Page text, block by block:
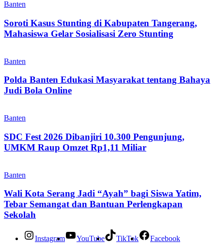
Banten
Soroti Kasus Stunting di Kabupaten Tangerang,
Mahasiswa Gelar Sosialisasi Zero Stunting
Banten
Polda Banten Edukasi Masyarakat tentang Bahaya
Judi Bola Online
Banten
SDC Fest 2026 Dibanjiri 10.300 Pengunjung,
UMKM Raup Omzet Rp1,11 Miliar
Banten
Wali Kota Serang Jadi “Ayah” bagi Siswa Yatim,
Tebar Semangat dan Bantuan Perlengkapan
Sekolah
Instagram YouTube TikTok Facebook